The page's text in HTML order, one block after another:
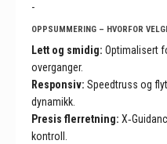
-
OPPSUMMERING – HVORFOR
Lett og smidig: Optimalisert
overganger.
Responsiv: Speedtruss og
dynamikk.
Presis flerretning:
kontroll.